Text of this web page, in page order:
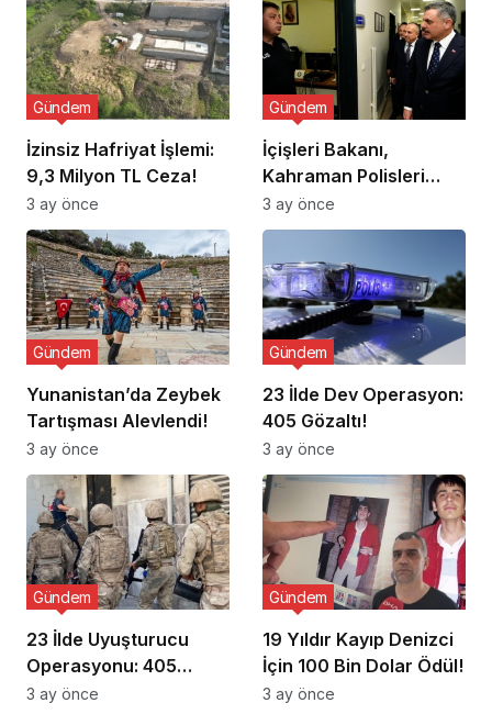
İzinsiz Hafriyat İşlemi:
9,3 Milyon TL Ceza!
Gündem
3 ay önce
İçişleri Bakanı,
Kahraman Polisleri
Ziyaret Etti
Gündem
3 ay önce
Yunanistan’da Zeybek
Tartışması Alevlendi!
Gündem
3 ay önce
23 İlde Dev Operasyon:
405 Gözaltı!
Gündem
3 ay önce
23 İlde Uyuşturucu
Operasyonu: 405
Gözaltı!
Gündem
3 ay önce
19 Yıldır Kayıp Denizci
İçin 100 Bin Dolar Ödül!
Gündem
3 ay önce